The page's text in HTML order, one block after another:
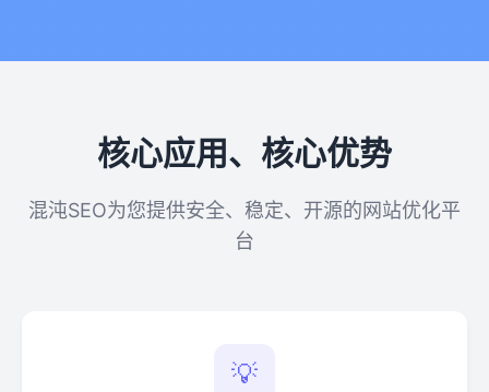
核心应用、核心优势
混沌SEO为您提供安全、稳定、开源的网站优化平
台
💡